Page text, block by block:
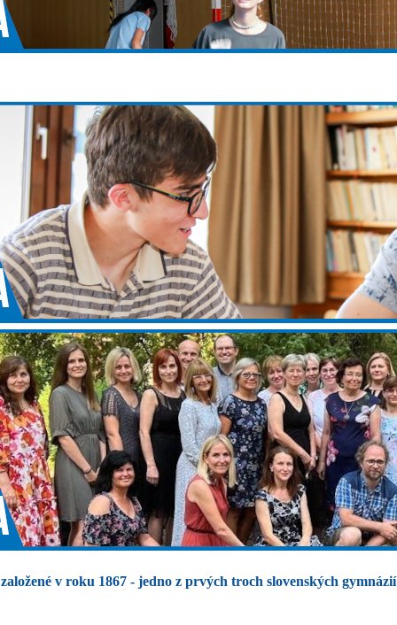
založené v roku 1867 - jedno z prvých troch slovenských gymnázií